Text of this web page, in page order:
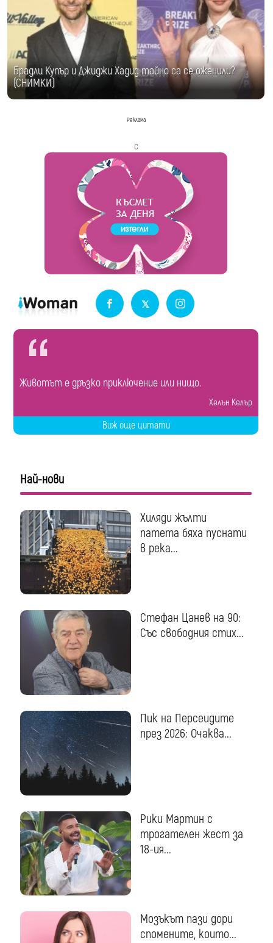
Брадли Купър и Джиджи Хадид тайно са се оженили?
(СНИМКИ)
Реклама
с
Животът е дръзко приключение или нищо.
Хелън Келър
Виж още цитати
Най-нови
Хиляди жълти
патета бяха пуснати
в река...
Стефан Цанев на 90:
Със свободния стих...
Пик на Персеидите
през 2026: Очаква...
Рики Мартин с
трогателен жест за
18-ия...
Мозъкът пази дори
спомените, които...